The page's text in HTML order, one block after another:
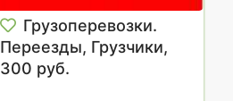
Грузоперевозки.
Переезды, Грузчики,
Перевозка/Доставка,
300 руб.